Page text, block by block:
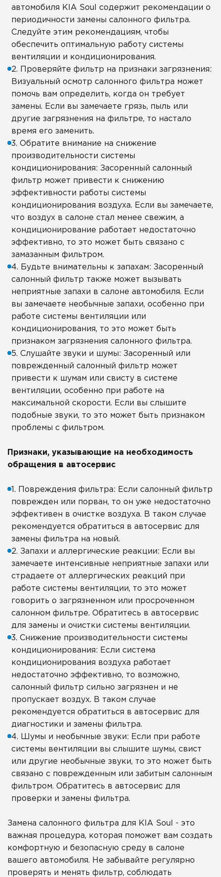
автомобиля KIA Soul содержит рекомендации о
периодичности замены салонного фильтра.
Следуйте этим рекомендациям, чтобы
обеспечить оптимальную работу системы
вентиляции и кондиционирования.
2. Проверяйте фильтр на признаки загрязнения:
Визуальный осмотр салонного фильтра может
помочь вам определить, когда он требует
замены. Если вы замечаете грязь, пыль или
другие загрязнения на фильтре, то настало
время его заменить.
3. Обратите внимание на снижение
производительности системы
кондиционирования: Засоренный салонный
фильтр может привести к снижению
эффективности работы системы
кондиционирования воздуха. Если вы замечаете,
что воздух в салоне стал менее свежим, а
кондиционирование работает недостаточно
эффективно, то это может быть связано с
замазанным фильтром.
4. Будьте внимательны к запахам: Засоренный
салонный фильтр также может вызывать
неприятные запахи в салоне автомобиля. Если
вы замечаете необычные запахи, особенно при
работе системы вентиляции или
кондиционирования, то это может быть
признаком загрязнения салонного фильтра.
5. Слушайте звуки и шумы: Засоренный или
поврежденный салонный фильтр может
привести к шумам или свисту в системе
вентиляции, особенно при работе на
максимальной скорости. Если вы слышите
подобные звуки, то это может быть признаком
проблемы с фильтром.
Признаки, указывающие на необходимость
обращения в автосервис
1. Повреждения фильтра: Если салонный фильтр
поврежден или порван, то он уже недостаточно
эффективен в очистке воздуха. В таком случае
рекомендуется обратиться в автосервис для
замены фильтра на новый.
2. Запахи и аллергические реакции: Если вы
замечаете интенсивные неприятные запахи или
страдаете от аллергических реакций при
работе системы вентиляции, то это может
говорить о загрязненном или просроченном
салонном фильтре. Обратитесь в автосервис
для замены и очистки системы вентиляции.
3. Снижение производительности системы
кондиционирования: Если система
кондиционирования воздуха работает
недостаточно эффективно, то возможно,
салонный фильтр сильно загрязнен и не
пропускает воздух. В таком случае
рекомендуется обратиться в автосервис для
диагностики и замены фильтра.
4. Шумы и необычные звуки: Если при работе
системы вентиляции вы слышите шумы, свист
или другие необычные звуки, то это может быть
связано с поврежденным или забитым салонным
фильтром. Обратитесь в автосервис для
проверки и замены фильтра.
Замена салонного фильтра для KIA Soul - это
важная процедура, которая поможет вам создать
комфортную и безопасную среду в салоне
вашего автомобиля. Не забывайте регулярно
проверять и менять фильтр, соблюдать